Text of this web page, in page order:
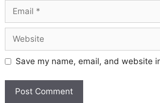
Save my name, email, and website